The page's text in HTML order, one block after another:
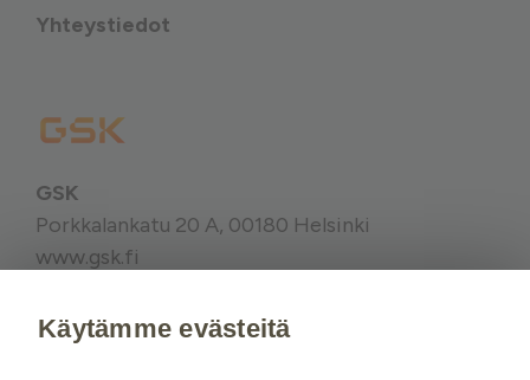
Yhteystiedot
GSK
Porkkalankatu 20 A, 00180 Helsinki
www.gsk.fi
Käytämme evästeitä